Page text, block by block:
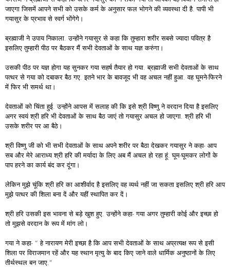
जाएगा जिसमें आपने सभी को उसके कर्म के अनुसार फल भोगने की व्यवस्था दी है. पापी भी
गयासुर के प्रभाव से स्वर्ग भोंगेगे।
ब्रह्माजी​ ने उपाय निकाला. उन्होंने गयासुर से कहा कि तुम्हारा शरीर सबसे ज्यादा पवित्र है
इसलिए तुम्हारी पीठ पर बैठकर मैं सभी देवताओं के साथ यज्ञ करुंगा।
उसकी पीठ पर यज्ञ होगा यह सुनकर गया​ सहर्ष तैयार हो गया. ब्रह्माजी सभी देवताओं के साथ
पत्थर से गया को दबाकर बैठ गए. इतने भार के बावजूद भी वह अचल नहीं हुआ. वह घूमने-फिरने
में फिर भी समर्थ था।
देवताओं को चिंता हुई. उन्होंने आपस में सलाह की कि इसे श्री विष्णु ने वरदान दिया है इसलिए
अगर स्वयं श्री हरि भी देवताओं के साथ बैठ जाएं तो गयासुर अचल हो जाएगा. श्री हरि भी
उसके शरीर पर आ बैठे।
श्री विष्णु जी को भी सभी देवताओं के साथ अपने शरीर पर बैठा देखकर गयासुर ने कहा- आप
सब और मेरे आराध्य श्री हरि की मर्यादा के लिए अब मैं अचल हो रहा हूं. घूम-घूमकर लोगों के
पाप हरने का कार्य बंद कर दूंगा।
लेकिन मुझे चूंकि श्री हरि का आशीर्वाद है इसलिए वह व्यर्थ नहीं जा सकता इसलिए श्री हरि आप
मुझे पत्थर की शिला बना दें और यहीं स्थापित कर दें।
श्री हरि उसकी इस भावना से बड़े खुश हुए. उन्होंने कहा- गया अगर तुम्हारी कोई और इच्छा हो
तो मुझसे वरदान के रूप में मांग लो।
गया ने कहा- ” हे नारायण मेरी इच्छा है कि आप सभी देवताओं के साथ अप्रत्यक्ष रूप से इसी
शिला पर विराजमान रहें और यह स्थान मृत्यु के बाद किए जाने वाले धार्मिक अनुष्ठानों के लिए
तीर्थस्थल बन जाए.”